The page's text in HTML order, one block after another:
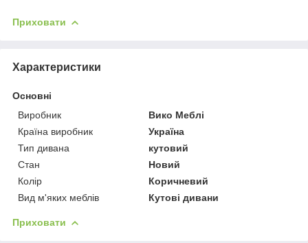
Приховати
Характеристики
Основні
Виробник
Вико Меблі
Країна виробник
Україна
Тип дивана
кутовий
Стан
Новий
Колір
Коричневий
Вид м'яких меблів
Кутові дивани
Приховати